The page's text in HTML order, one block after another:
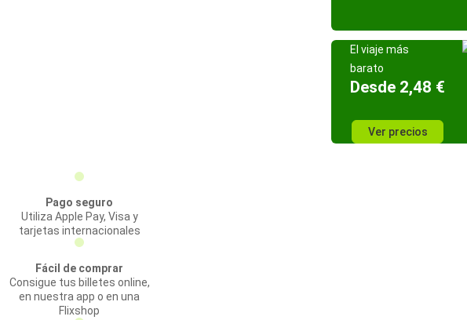
El viaje más
barato
Desde 2,48 €
Ver precios
Pago seguro
Utiliza Apple Pay, Visa y
tarjetas internacionales
Fácil de comprar
Consigue tus billetes online,
en nuestra app o en una
Flixshop